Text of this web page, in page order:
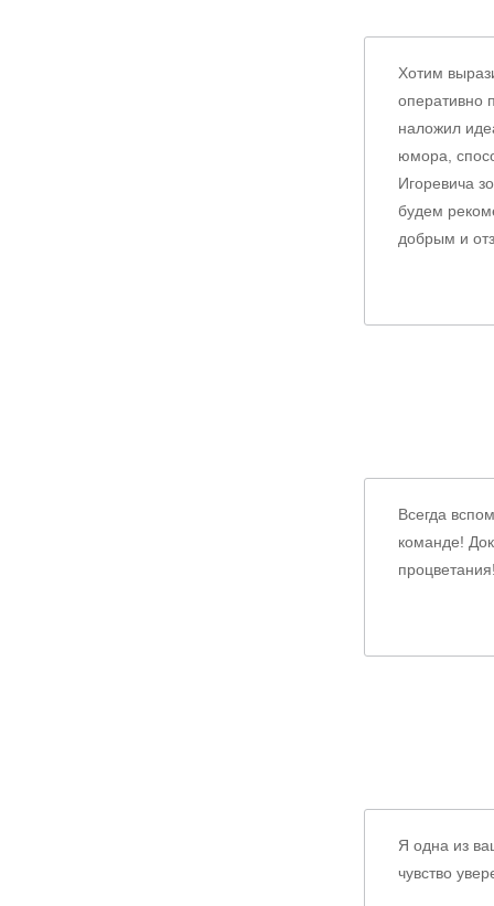
Хотим
оперативно
наложил
юмора,
Игоревича
будем
добрым и
Всегда
команде!
Я одна из
чувство